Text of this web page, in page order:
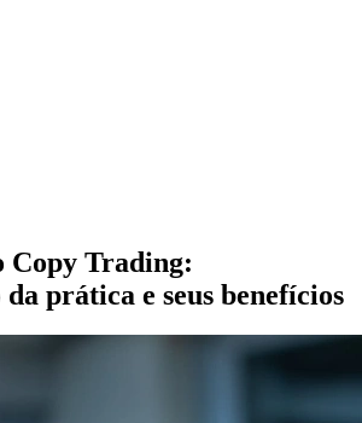
Copy Trading:
prática e seus benefícios